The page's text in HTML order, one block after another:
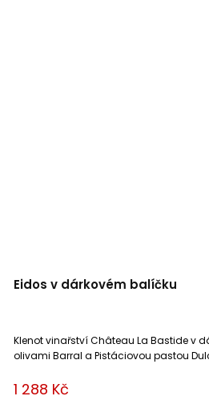
Eidos v dárkovém balíčku
1 288 Kč
Klenot vinařství Château La Bastide v
olivami Barral a Pistáciovou pastou